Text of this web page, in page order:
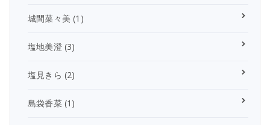
城間菜々美 (1)
塩地美澄(3)
塩見きら (2)
島袋香菜(1)